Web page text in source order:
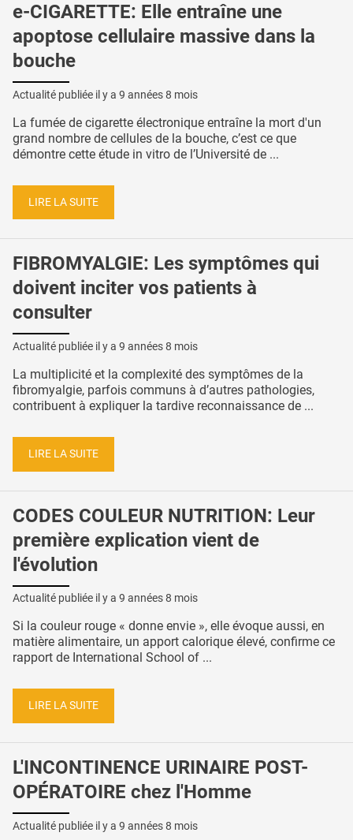
e-CIGARETTE: Elle entraîne une
apoptose cellulaire massive dans la
bouche
Actualité publiée il y a 9 années 8 mois
La fumée de cigarette électronique entraîne la mort d'un
grand nombre de cellules de la bouche, c’est ce que
démontre cette étude in vitro de l’Université de ...
LIRE LA SUITE
FIBROMYALGIE: Les symptômes qui
doivent inciter vos patients à
consulter
Actualité publiée il y a 9 années 8 mois
La multiplicité et la complexité des symptômes de la
fibromyalgie, parfois communs à d’autres pathologies,
contribuent à expliquer la tardive reconnaissance de ...
LIRE LA SUITE
CODES COULEUR NUTRITION: Leur
première explication vient de
l'évolution
Actualité publiée il y a 9 années 8 mois
Si la couleur rouge « donne envie », elle évoque aussi, en
matière alimentaire, un apport calorique élevé, confirme ce
rapport de International School of ...
LIRE LA SUITE
L'INCONTINENCE URINAIRE POST-
OPÉRATOIRE chez l'Homme
Actualité publiée il y a 9 années 8 mois